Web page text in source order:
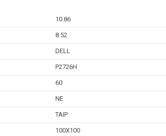
10.86
8.52
DELL
P2726H
60
NE
TAIP
100X100